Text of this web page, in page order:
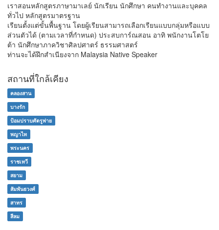
เราสอนหลักสูตรภาษามาเลย์ นักเรียน นักศึกษา คนทำงานและบุคคล
ทั่วไป หลักสูตรมาตรฐาน
เรียนตั้งแต่ขั้นพื้นฐาน โดยผู้เรียนสามารถเลือกเรียนแบบกลุ่มหรือแบบ
ส่วนตัวได้ (ตามเวลาที่กำหนด) ประสบการ์ณสอน อาทิ พนักงานโตโย
ต้า นักศึกษาภาควิชาศิลปศาตร์ ธรรมศาสตร์
ท่านจะได้ฝึกสำเนียงจาก Malaysia Native Speaker
สถานที่ใกล้เคียง
คลองสาน
บางรัก
ป้อมปราบศัตรูพ่าย
พญาไท
พระนคร
ราชเทวี
สยาม
สัมพันธวงศ์
สาทร
สีลม